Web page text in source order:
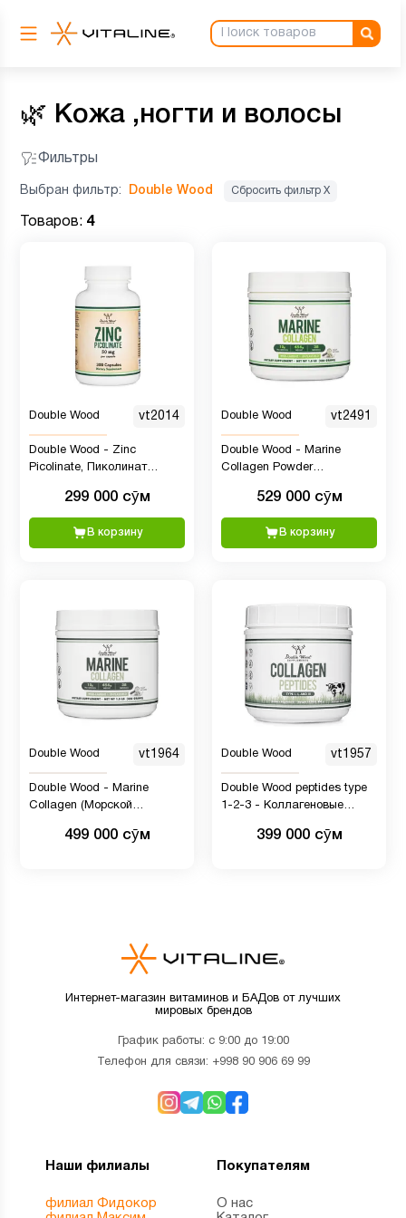
🌿 Кожа ,ногти и волосы
Фильтры
Выбран фильтр: Double Wood Сбросить фильтр Х
Товаров: 4
Double Wood vt2014
Double Wood - Zinc
Picolinate, Пиколинат
299 000 сӯм
В корзину
Double Wood vt2491
Double Wood - Marine
Collagen Powder
529 000 сӯм
В корзину
Double Wood vt1964
Double Wood - Marine
Collagen (Морской
499 000 сӯм
Double Wood vt1957
Double Wood peptides type
1-2-3 - Коллагеновые
399 000 сӯм
Интернет-магазин витаминов и БАДов от лучших
мировых брендов
График работы: с 9:00 до 19:00
Телефон для связи: +998 90 906 69 99
Наши филиалы
филиал Фидокор
Покупателям
О нас